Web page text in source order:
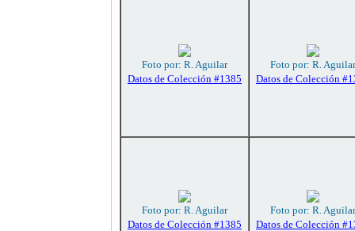
Foto por: R. Aguilar
Datos de Colección #1385
Foto por: R. Aguilar
Datos de Colección
Foto por: R. Aguilar
Datos de Colección #1385
Foto por: R. Aguilar
Datos de Colección